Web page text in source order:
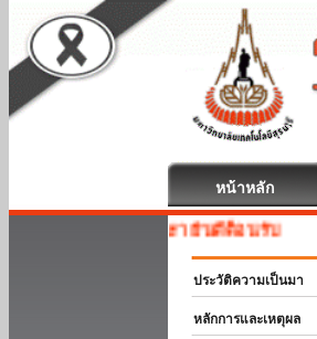
หน้าหลัก
สหกิจศึกษา ยินดีต้อนรับ
ประวัติความเป็นมา
หลักการและเหตุผล